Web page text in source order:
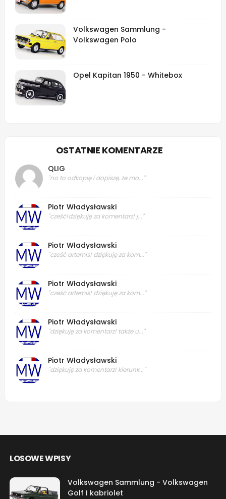
Volkswagen Sammlung -
Volkswagen Polo
Opel Kapitan 1950 - Whitebox
OSTATNIE KOMENTARZE
QLIG
"no to odkopię i dopiszę, że mo..."
Piotr Władysławski
"cześć!dziękuję za komentarz! j..."
Piotr Władysławski
"cześć artemis! dziękuję za kom..."
Piotr Władysławski
"cześć artemis! dziękuję za kom..."
Piotr Władysławski
"dziękuję za komentarz! także u..."
Piotr Władysławski
"dziękuję za komentarz! kierunk..."
LOSOWE WPISY
Volkswagen Sammlung - Volkswagen
Golf I kabriolet